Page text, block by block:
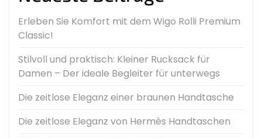
Erleben Sie Komfort mit dem Wigo Rolli Premium
Classic!
Stilvoll und praktisch: Kleiner Rucksack für
Damen – Der ideale Begleiter für unterwegs
Die zeitlose Eleganz einer braunen Handtasche
Die zeitlose Eleganz von Hermès Handtaschen